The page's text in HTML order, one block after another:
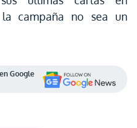
campaña no sea un
Google